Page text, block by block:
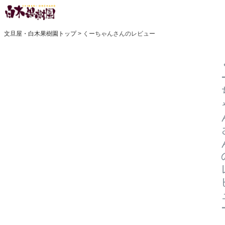
文旦屋・白木果樹園トップ くーちゃんさんのレビュー